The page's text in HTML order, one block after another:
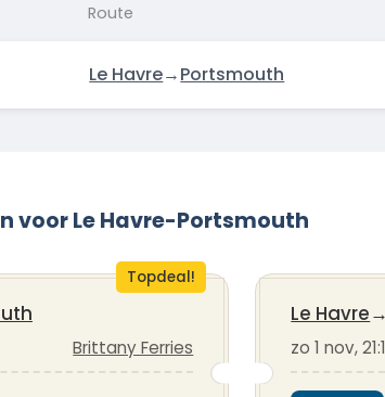
Route
Le Havre→Portsmouth
voor Le Havre-Portsmouth
Topdeal!
Brittany Ferries
Le Havre→
zo 1 nov,